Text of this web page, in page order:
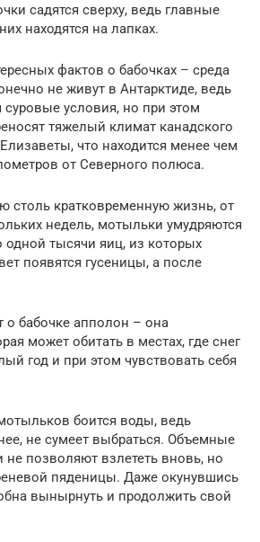
садятся сверху, ведь главные
находятся на лапках.
фактов о бабочках – среда
не живут в Антарктиде, ведь
условия, но при этом
тяжелый климат канадского
что находится менее чем
от Северного полюса.
столь кратковременную жизнь, от
недель, мотыльки умудряются
тысячи яиц, из которых
появятся гусеницы, а после
о бабочке апполон – она
может обитать в местах, где снег
год и при этом чувствовать себя
боится воды, ведь
не сумеет выбраться. Объемные
позволяют взлететь вновь, но
пяденицы. Даже окунувшись
вынырнуть и продолжить свой